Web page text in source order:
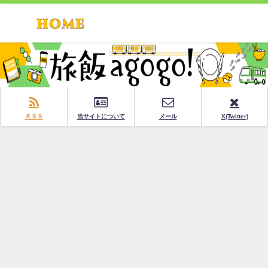
ＲＳＳ 当サイトについて メール X(Twitter)